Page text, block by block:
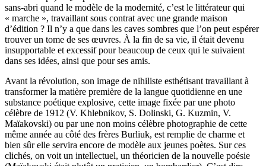
sans-abri quand le modèle de la modernité, c’est le littérateur qui
« marche », travaillant sous contrat avec une grande maison
d’édition ? Il n’y a que dans les caves sombres que l’on peut espérer
trouver un tome de ses œuvres. À la fin de sa vie, il était devenu
insupportable et excessif pour beaucoup de ceux qui le suivaient
dans ses idées, ainsi que pour ses amis.
Avant la révolution, son image de nihiliste esthétisant travaillant à
transformer la matière première de la langue quotidienne en une
substance poétique explosive, cette image fixée par une photo
célèbre de 1912 (V. Khlebnikov, S. Dolinski, G. Kuzmin, V.
Maïakovski) ou par une non moins célèbre photographie de cette
même année au côté des frères Burliuk, est remplie de charme et
bien sûr elle servira encore de modèle aux jeunes poètes. Sur ces
clichés, on voit un intellectuel, un théoricien de la nouvelle poésie